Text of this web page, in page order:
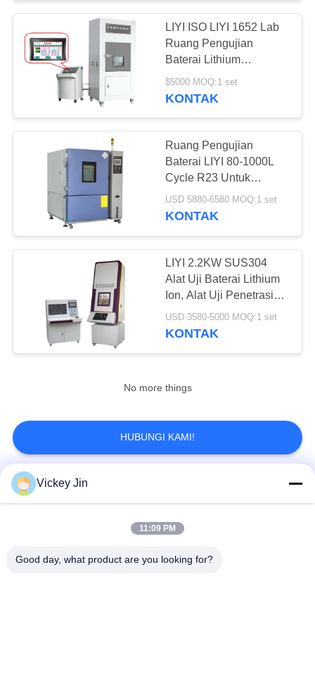
LIYI ISO LIYI 1652 Lab
Ruang Pengujian
Baterai Lithium
Menghancurkan Ekstrusi
Keselamatan
$5000 MOQ:1 set
KONTAK
Ruang Pengujian
Baterai LIYI 80-1000L
Cycle R23 Untuk
Kelembaban Suhu
USD 5880-6580 MOQ:1 set
KONTAK
LIYI 2.2KW SUS304
Alat Uji Baterai Lithium
Ion, Alat Uji Penetrasi
Kuku LIYI 1682
USD 3580-5000 MOQ:1 set
KONTAK
No more things
HUBUNGI KAMI!
Bad Request
Vickey Jin
11:09 PM
Good day, what product are you looking for?